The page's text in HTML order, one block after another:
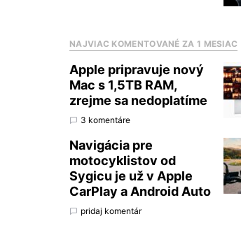
NAJVIAC KOMENTOVANÉ ZA 1 MESIAC
Apple pripravuje nový
Mac s 1,5TB RAM,
zrejme sa nedoplatíme
3 komentáre
Navigácia pre
motocyklistov od
Sygicu je už v Apple
CarPlay a Android Auto
pridaj komentár